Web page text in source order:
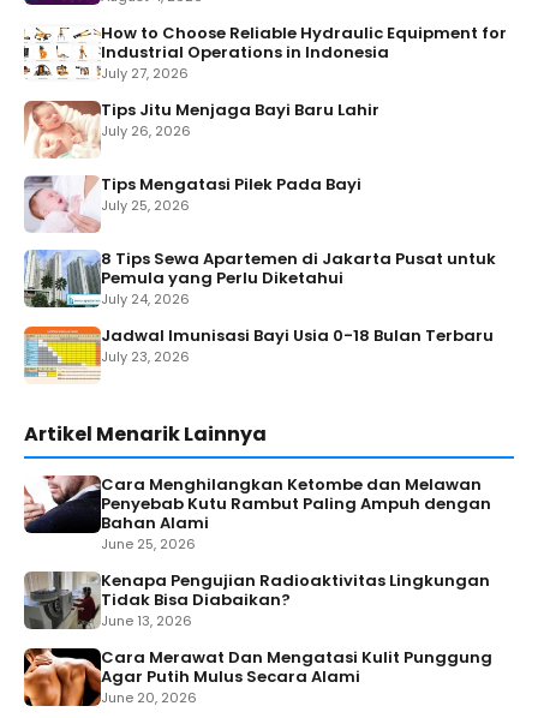
How to Choose Reliable Hydraulic Equipment for
Industrial Operations in Indonesia
July 27, 2026
Tips Jitu Menjaga Bayi Baru Lahir
July 26, 2026
Tips Mengatasi Pilek Pada Bayi
July 25, 2026
8 Tips Sewa Apartemen di Jakarta Pusat untuk
Pemula yang Perlu Diketahui
July 24, 2026
Jadwal Imunisasi Bayi Usia 0-18 Bulan Terbaru
July 23, 2026
Artikel Menarik Lainnya
Cara Menghilangkan Ketombe dan Melawan
Penyebab Kutu Rambut Paling Ampuh dengan
Bahan Alami
June 25, 2026
Kenapa Pengujian Radioaktivitas Lingkungan
Tidak Bisa Diabaikan?
June 13, 2026
Cara Merawat Dan Mengatasi Kulit Punggung
Agar Putih Mulus Secara Alami
June 20, 2026